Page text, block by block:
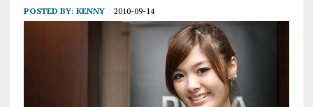
POSTED BY: KENNY 2010-09-14